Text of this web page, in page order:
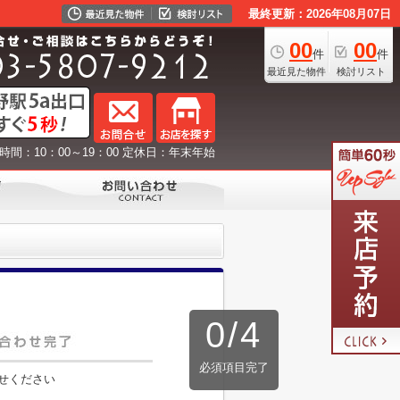
最終更新：2026年08月07日
00件
最近見た物件
00件
検討リスト
間：10：00～19：00 定休日：年末年始
0/4
必須項目完了
ください